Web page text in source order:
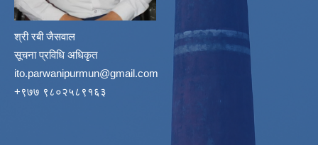
श्री रबी जैसवाल
सूचना प्रविधि अधिकृत
ito.parwanipurmun@gmail.com
‌+९७७ ९८०२५८९१६३